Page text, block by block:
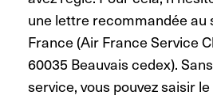
une lettre recommandée au
France (Air France Service
60035 Beauvais cedex).
service, vous pouvez saisir